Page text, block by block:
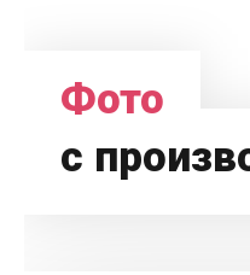
Фото
с